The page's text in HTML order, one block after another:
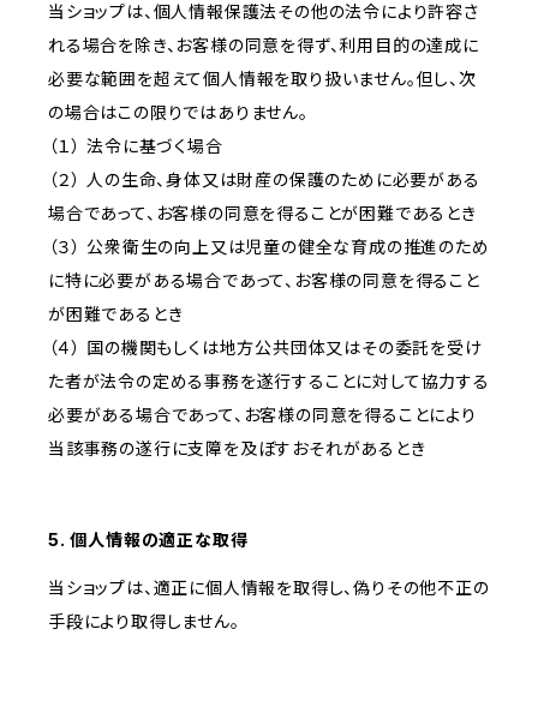
当ショップは、個人情報保護法その他の法令により許容さ
れる場合を除き、お客様の同意を得ず、利用目的の達成に
必要な範囲を超えて個人情報を取り扱いません。但し、次
の場合はこの限りではありません。
（１） 法令に基づく場合
（２） 人の生命、身体又は財産の保護のために必要がある
場合であって、お客様の同意を得ることが困難であるとき
（３） 公衆衛生の向上又は児童の健全な育成の推進のため
に特に必要がある場合であって、お客様の同意を得ること
が困難であるとき
（４） 国の機関もしくは地方公共団体又はその委託を受け
た者が法令の定める事務を遂行することに対して協力する
必要がある場合であって、お客様の同意を得ることにより
当該事務の遂行に支障を及ぼすおそれがあるとき
5. 個人情報の適正な取得
当ショップは、適正に個人情報を取得し、偽りその他不正の
手段により取得しません。